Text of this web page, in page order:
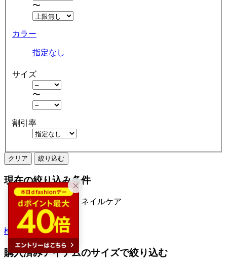
〜
カラー
指定なし
サイズ
〜
割引率
クリア 絞り込む
現在の絞り込み条件
マニキュア・ネイルケア
セール
検索履歴から探す
購入済みアイテムのサイズで絞り込む